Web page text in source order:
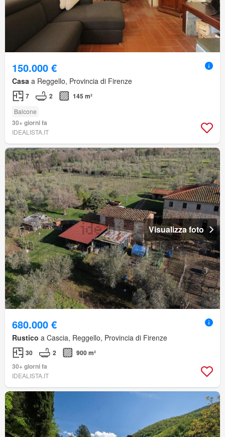
150.000 €
Casa a Reggello, Provincia di Firenze
7 2 145 m²
Balcone
30+ giorni fa
IDEALISTA.IT
Visualizza foto
680.000 €
Rustico a Cascia, Reggello, Provincia di Firenze
30 2
900 m²
30+ giorni fa
IDEALISTA.IT